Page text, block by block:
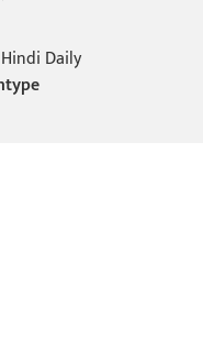
Daily